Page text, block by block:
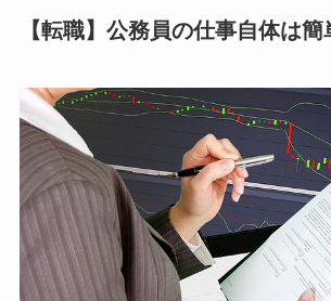
【転職】公務員の仕事自体は簡